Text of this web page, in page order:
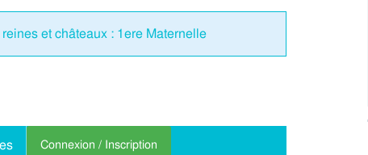
et châteaux : 1ere Maternelle
Connexion / Inscription